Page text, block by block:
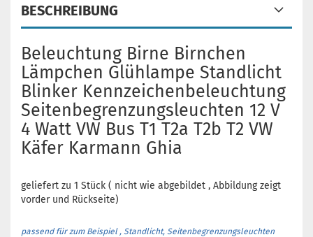
BESCHREIBUNG
Beleuchtung Birne Birnchen
Lämpchen Glühlampe Standlicht
Blinker Kennzeichenbeleuchtung
Seitenbegrenzungsleuchten 12 V
4 Watt VW Bus T1 T2a T2b T2 VW
Käfer Karmann Ghia
geliefert zu 1 Stück ( nicht wie abgebildet , Abbildung zeigt
vorder und Rückseite)
passend für zum Beispiel , Standlicht, Seitenbegrenzungsleuchten